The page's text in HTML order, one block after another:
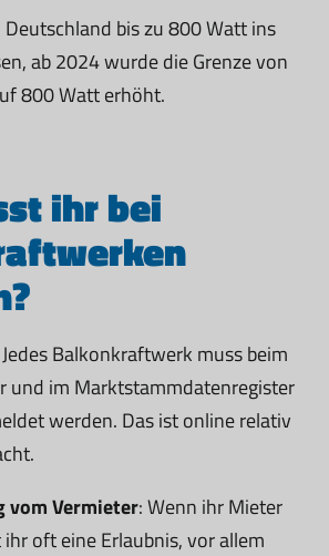
bis zu 800 Watt ins
ab 2024 wurde die Grenze von
800 Watt erhöht.
ihr bei
Balkonkraftwerk muss beim
und im Marktstammdatenregister
werden. Das ist online relativ
vom Vermieter: Wenn ihr Mieter
oft eine Erlaubnis, vor allem